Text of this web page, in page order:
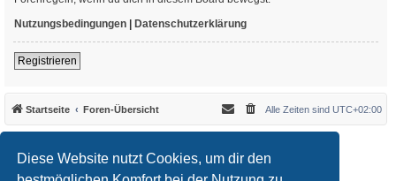
Diese Website nutzt Cookies, um dir den
Nutzungsbedingungen | Datenschutzerklärung
Registrieren
Startseite Foren-Übersicht Alle Zeiten sind UTC+02:00
Updated to 3.3.x by
MannixMD
*Style version: 3.4.10
Powered byphpBB ® Forum Software © phpBB Limited